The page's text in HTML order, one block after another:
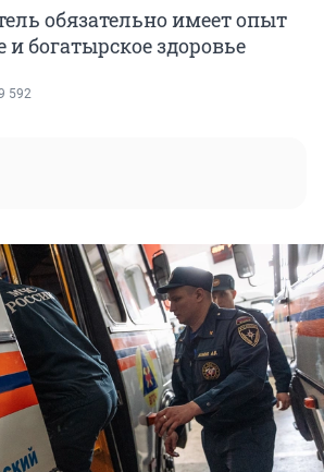
обязательно имеет опыт
богатырское здоровье
592